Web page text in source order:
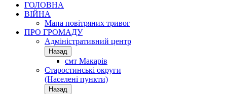
ГОЛОВНА
ВІЙНА
Мапа повітряних тривог
ПРО ГРОМАДУ
Aдміністративний центр
Назад
смт Макарів
Старостинські округи
(Населені пункти)
Назад